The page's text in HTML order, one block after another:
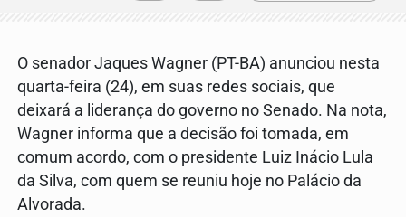
O senador Jaques Wagner (PT-BA) anunciou nesta
quarta-feira (24), em suas redes sociais, que
deixará a liderança do governo no Senado. Na nota,
Wagner informa que a decisão foi tomada, em
comum acordo, com o presidente Luiz Inácio Lula
da Silva, com quem se reuniu hoje no Palácio da
Alvorada.